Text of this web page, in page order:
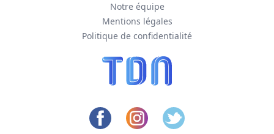
Notre équipe
Mentions légales
Politique de confidentialité